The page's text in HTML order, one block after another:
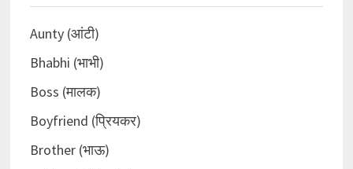
Aunty (आंटी)
Bhabhi (भाभी)
Boss (मालक)
Boyfriend (प्रियकर)
Brother (भाऊ)